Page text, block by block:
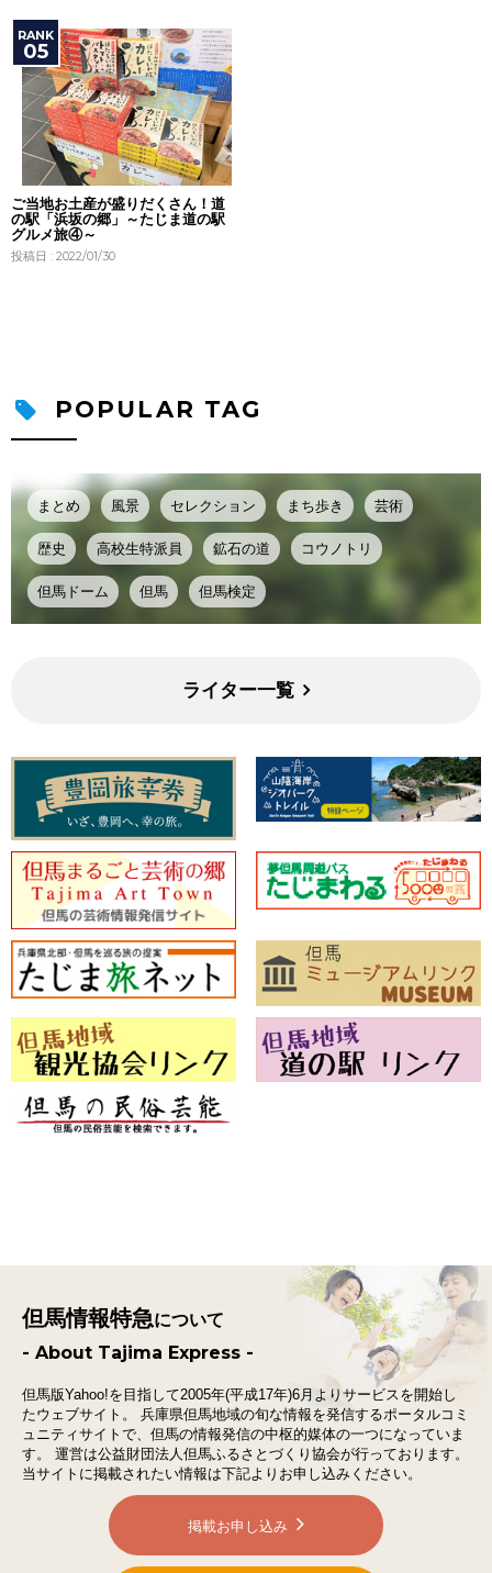
ご当地お土産が盛りだくさん！道
の駅「浜坂の郷」～たじま道の駅
グルメ旅④～
投稿日 : 2022/01/30
POPULAR TAG
まとめ 風景 セレクション まち歩き 芸術
歴史 高校生特派員 鉱石の道 コウノトリ
但馬ドーム 但馬 但馬検定
ライター一覧
但馬情報特急について
- About Tajima Express -
但馬版Yahoo!を目指して2005年(平成17年)6月よりサービスを開始し
たウェブサイト。
兵庫県但馬地域の旬な情報を発信するポータルコミ
ュニティサイトで、 但馬の情報発信の中枢的媒体の一つになっていま
す。
運営は公益財団法人但馬ふるさとづくり協会が行っております。
当サイトに掲載されたい情報は下記よりお申し込みください。
掲載お申し込み